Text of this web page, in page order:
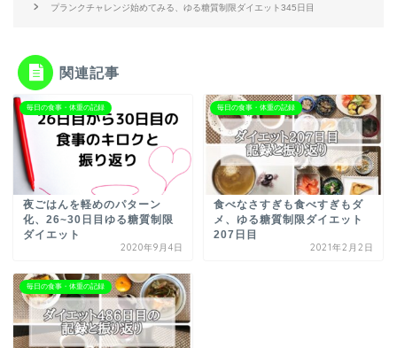
プランクチャレンジ始めてみる、ゆる糖質制限ダイエット345日目
関連記事
毎日の食事・体重の記録
夜ごはんを軽めのパターン
化、26~30日目ゆる糖質制限
ダイエット
2020年9月4日
毎日の食事・体重の記録
食べなさすぎも食べすぎもダ
メ、ゆる糖質制限ダイエット
207日目
2021年2月2日
毎日の食事・体重の記録